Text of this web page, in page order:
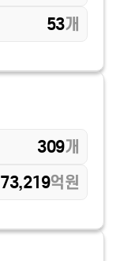
53개
309개
73,219억원